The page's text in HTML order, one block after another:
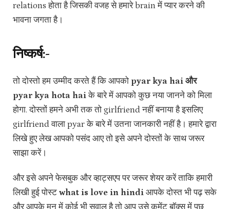
relations होता है जिसकी वजह से हमारे brain में प्यार करने की
भावना जगता है।
निष्कर्ष:-
तो दोस्तो हम उम्मीद करते हैं कि आपको pyar kya hai और
pyar kya hota haiके बारे में आपको कुछ नया जानने को मिला
होगा. दोस्तों हमने अभी तक तो girlfriend नहीं बनाया है इसलिए
girlfriend वाला pyar के बारे में उतना जानकारी नहीं है। हमारे द्वारा
लिखे हुए लेख आपको पसंद आए तो इसे अपने दोस्तों के साथ जरूर
साझा करें।
और इसे अपने फेसबुक और व्हाट्सएप पर जरूर शेयर करें ताकि हमारी
लिखी हुई पोस्ट what is love in hindi आपके दोस्त भी पढ़ सके
और आपके मन में कोई भी सवाल है तो आप उसे कमेंट बॉक्स में पूछ